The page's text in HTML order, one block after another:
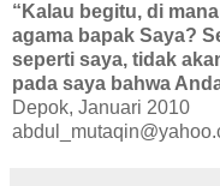
“Kalau begitu, di
agama bapak Saya?
seperti saya, tidak
pada saya bahwa Anda
Depok, Januari 2010